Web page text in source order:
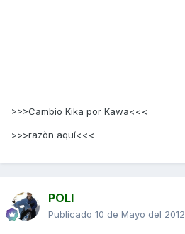
>>>Cambio Kika por Kawa<<<
>>>razòn aquí<<<
POLI
Publicado 10 de Mayo del 2012